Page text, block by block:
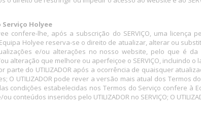
Serviço Holyee
confere-lhe, após a subscrição do SERVIÇO, uma
Holyee reserva-se o direito de atualizar, alterar ou
e/ou alterações no nosso website, pelo que é da
alteração que melhore ou aperfeiçoe o SERVIÇO, incluindo
parte do UTILIZADOR após a ocorrência de quaisquer
O UTILIZADOR pode rever a versão mais atual dos Termos
condições estabelecidas nos Termos do Serviço confere à
conteúdos inseridos pelo UTILIZADOR no SERVIÇO; O